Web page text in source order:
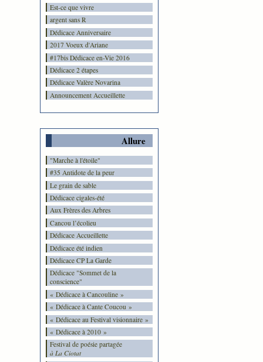
Est-ce que vivre
argent sans R
Dédicace Anniversaire
2017 Voeux d'Ariane
#17bis Dédicace en-Vie 2016
Dédicace 2 étapes
Dédicace Valère Novarina
Announcement Accueillette
Allure
"Marche à l'étoile"
#35 Antidote de la peur
Le grain de sable
Dédicace cigales-été
Aux Frères des Arbres
Cancou l’écolieu
Dédicace Accueillette
Dédicace été indien
Dédicace CP La Garde
Dédicace "Sommet de la
conscience"
« Dédicace à Cancouline »
« Dédicace à Cante Coucou »
« Dédicace au Festival visionnaire »
« Dédicace à 2010 »
Festival de poésie partagée
à La Ciotat